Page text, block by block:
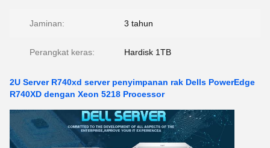
Jaminan: 3 tahun
Perangkat keras: Hardisk 1TB
2U Server R740xd server penyimpanan rak Dells PowerEdge
R740XD dengan Xeon 5218 Processor